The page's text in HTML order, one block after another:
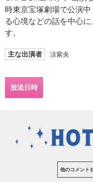
時東京宝塚劇場で公演
る心境などの話を中心
す。
主な出演者 涼紫央
放送日時
他のコメント